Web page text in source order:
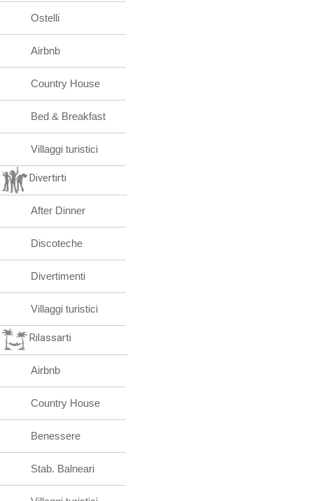
Ostelli
Airbnb
Country House
Bed & Breakfast
Villaggi turistici
Divertirti
After Dinner
Discoteche
Divertimenti
Villaggi turistici
Rilassarti
Airbnb
Country House
Benessere
Stab. Balneari